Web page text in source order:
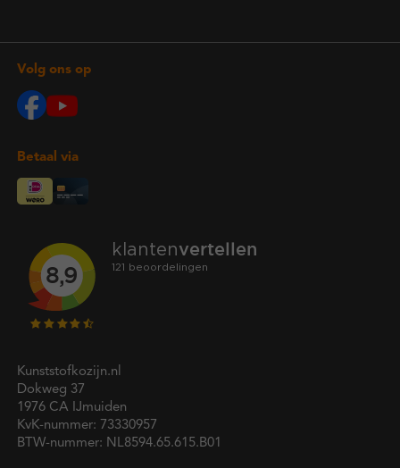
Volg ons op
Betaal via
Kunststofkozijn.nl
Dokweg 37
1976 CA IJmuiden
KvK-nummer: 73330957
BTW-nummer: NL8594.65.615.B01